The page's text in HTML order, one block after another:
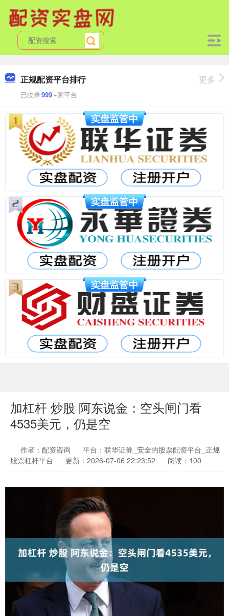
正规配资平台排行
已收录999+家平台
更多
加杠杆 炒股 阿东说金：空头闸门看
4535美元，仍是空
作者：配资咨询
平台：联华证券_安全的股票配资平台_正规
股票杠杆平台
更新：2026-07-06 22:23:52 阅读：100